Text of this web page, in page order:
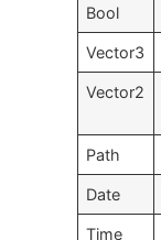
Bool
Vector3
Vector2
Path
Date
Time